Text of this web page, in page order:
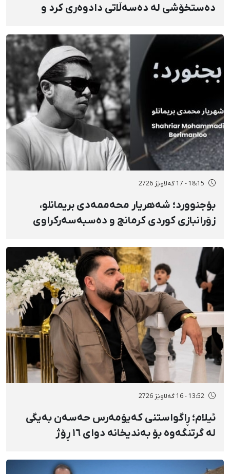
دەستخۆشی لە دەسەڵاتی دادوەری کرد و
مۆدێڕن» وەسف کرد
18:15 - 17 گەلاوێژ 2726
بۆجنوورد؛ شەهریار محەممەدی بریمانلو،
زۆرانبازی کوردی کرمانج و دەسبەسەرکراوی
13:52 - 16 گەلاوێژ 2726
ئیلام؛ ڕاگواستنی کەیۆمەرس حەسەن بەیگی
لە گرتنگەوە بۆ بەندیخانە دوای ١٦ ڕۆژ